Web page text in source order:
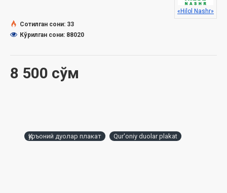
8 500 сўм
«Hilol Nashr»
Сотилган сони: 33
Кўрилган сони: 88020
Қуръоний дуолар плакат Qur'oniy duolar plakat